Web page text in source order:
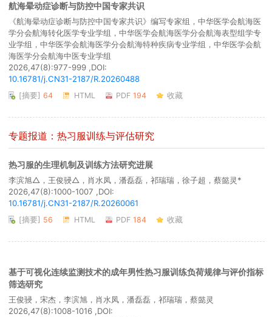
航海晕动症诊断与防控中国专家共识
《航海晕动症诊断与防控中国专家共识》编写专家组，中华医学会航海医
学分会航海转化医学专业学组，中华医学会航海医学分会航海表型组学专
业学组，中华医学会航海医学分会航海特种疾病专业学组，中华医学会航
海医学分会航海中医专业学组
2026,47(8):977-999 ,DOI:
10.16781/j.CN31-2187/R.20260488
[摘要]64 HTML PDF 194 收藏
专题报道：热习服训练与评估研究
热习服的生理机制及训练方法研究进展
李滨旭△，王俊骎△，肖水凤，潘磊磊，祁瑞瑞，徐子超，蔡懿灵*
2026,47(8):1000-1007 ,DOI:
10.16781/j.CN31-2187/R.20260061
[摘要] 56 HTML PDF 184 收藏
基于可视化连续监测技术的成年男性热习服训练负荷规律与评价指标
筛选研究
王俊骎，宋杰，李滨旭，肖水凤，潘磊磊，祁瑞瑞，蔡懿灵
2026,47(8):1008-1016 ,DOI: